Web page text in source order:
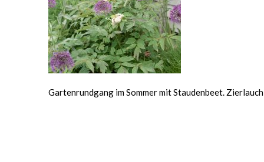
Gartenrundgang im Sommer mit Staudenbeet.